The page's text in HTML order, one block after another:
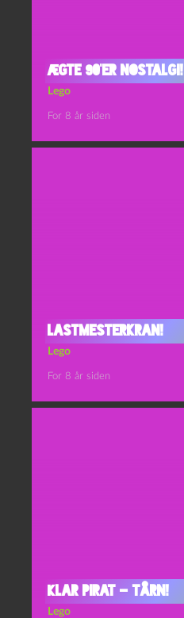
Ægte 90’er nostalgi!
Lego
For 8 år siden
Lastmesterkran!
Lego
For 8 år siden
Klar Pirat – Tårn!
Lego